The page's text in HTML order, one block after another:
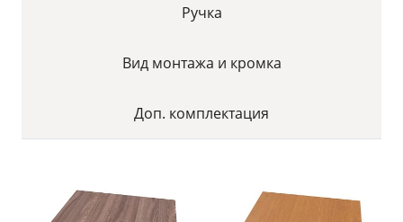
Ручка
Вид монтажа и кромка
Доп. комплектация